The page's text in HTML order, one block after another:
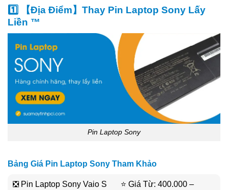
1️⃣ 【Địa Điểm】Thay Pin Laptop Sony Lấy
Liền ™
Pin Laptop Sony
Bảng Giá Pin Laptop Sony Tham Khảo
❎ Pin Laptop Sony Vaio S
⭐ Giá Từ: 400.000 –